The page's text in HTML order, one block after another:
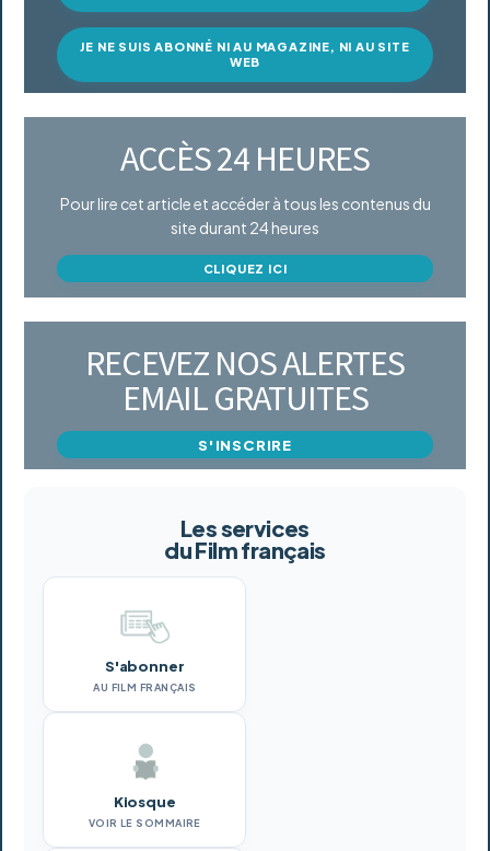
JE NE SUIS ABONNÉ NI AU MAGAZINE, NI AU SITE
WEB
ACCÈS 24 HEURES
Pour lire cet article et accéder à tous les contenus du
site durant 24 heures
CLIQUEZ ICI
RECEVEZ NOS ALERTES
EMAIL GRATUITES
S'INSCRIRE
Les services
du Film français
S'abonner
AU FILM FRANÇAIS
Kiosque
VOIR LE SOMMAIRE